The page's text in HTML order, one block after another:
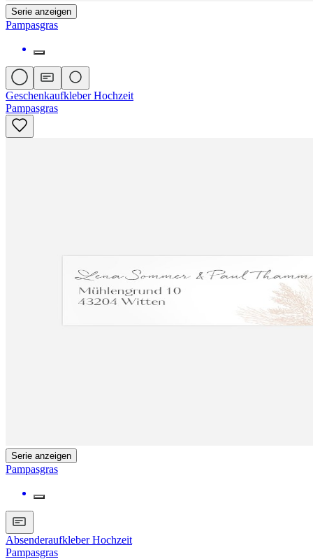
Serie anzeigen
Pampasgras
Geschenkaufkleber Hochzeit
Pampasgras
Serie anzeigen
Pampasgras
Absenderaufkleber Hochzeit
Pampasgras